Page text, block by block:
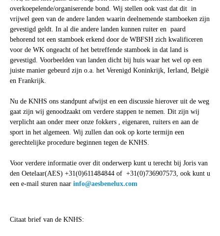
overkoepelende/organiserende bond. Wij stellen ook vast dat dit in
vrijwel geen van de andere landen waarin deelnemende stamboeken zijn
gevestigd geldt. In al die andere landen kunnen ruiter en paard
behorend tot een stamboek erkend door de WBFSH zich kwalificeren
voor de WK ongeacht of het betreffende stamboek in dat land is
gevestigd. Voorbeelden van landen dicht bij huis waar het wel op een
juiste manier gebeurd zijn o.a. het Verenigd Koninkrijk, Ierland, België
en Frankrijk.
Nu de KNHS ons standpunt afwijst en een discussie hierover uit de weg
gaat zijn wij genoodzaakt om verdere stappen te nemen. Dit zijn wij
verplicht aan onder meer onze fokkers , eigenaren, ruiters en aan de
sport in het algemeen. Wij zullen dan ook op korte termijn een
gerechtelijke procedure beginnen tegen de KNHS.
Voor verdere informatie over dit onderwerp kunt u terecht bij Joris van
den Oetelaar(AES) +31(0)611484844 of +31(0)736907573, ook kunt u
een e-mail sturen naar info@aesbenelux.com
Citaat brief van de KNHS: